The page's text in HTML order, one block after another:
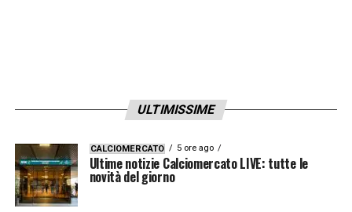
ULTIMISSIME
CALCIOMERCATO 5 ore ago
Ultime notizie Calciomercato LIVE: tutte le
novità del giorno